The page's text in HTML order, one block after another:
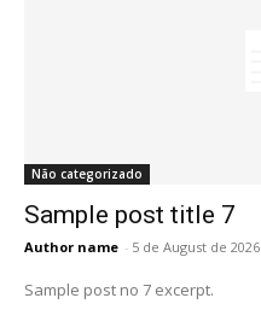
Não categorizado
Sample post title 7
Author name - 5 de August de 2026
Sample post no 7 excerpt.